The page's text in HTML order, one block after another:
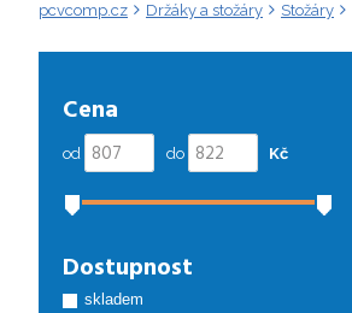
pcvcomp.cz Držáky a stožáry Stožáry
Cena
od do Kč
Dostupnost
skladem